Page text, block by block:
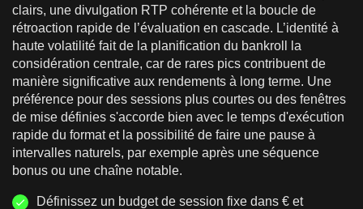
clairs, une divulgation RTP cohérente et la boucle de
rétroaction rapide de l’évaluation en cascade. L’identité à
haute volatilité fait de la planification du bankroll la
considération centrale, car de rares pics contribuent de
manière significative aux rendements à long terme. Une
préférence pour des sessions plus courtes ou des fenêtres
de mise définies s'accorde bien avec le temps d'exécution
rapide du format et la possibilité de faire une pause à
intervalles naturels, par exemple après une séquence
bonus ou une chaîne notable.
Définissez un budget de session fixe dans € et